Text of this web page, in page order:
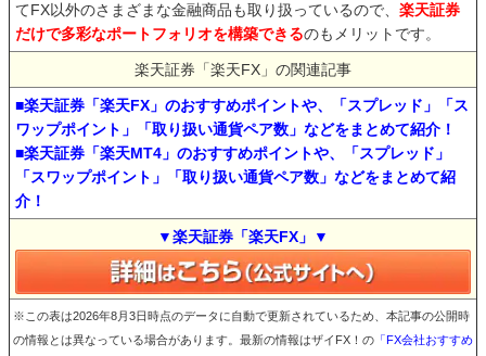
てFX以外のさまざまな金融商品も取り扱っているので、 楽天証券
だけで多彩なポートフォリオを構築できるのもメリットです。
楽天証券「楽天FX」の関連記事
■楽天証券「楽天FX」のおすすめポイントや、「スプレッド」「ス
ワップポイント」「取り扱い通貨ペア数」などをまとめて紹介！
■楽天証券「楽天MT4」のおすすめポイントや、「スプレッド」
「スワップポイント」「取り扱い通貨ペア数」などをまとめて紹
介！
▼楽天証券「楽天FX」▼
※この表は2026年8月3日時点のデータに自動で更新されているため、本記事の公開時
の情報とは異なっている場合があります。最新の情報はザイFX！の 「FX会社おすすめ